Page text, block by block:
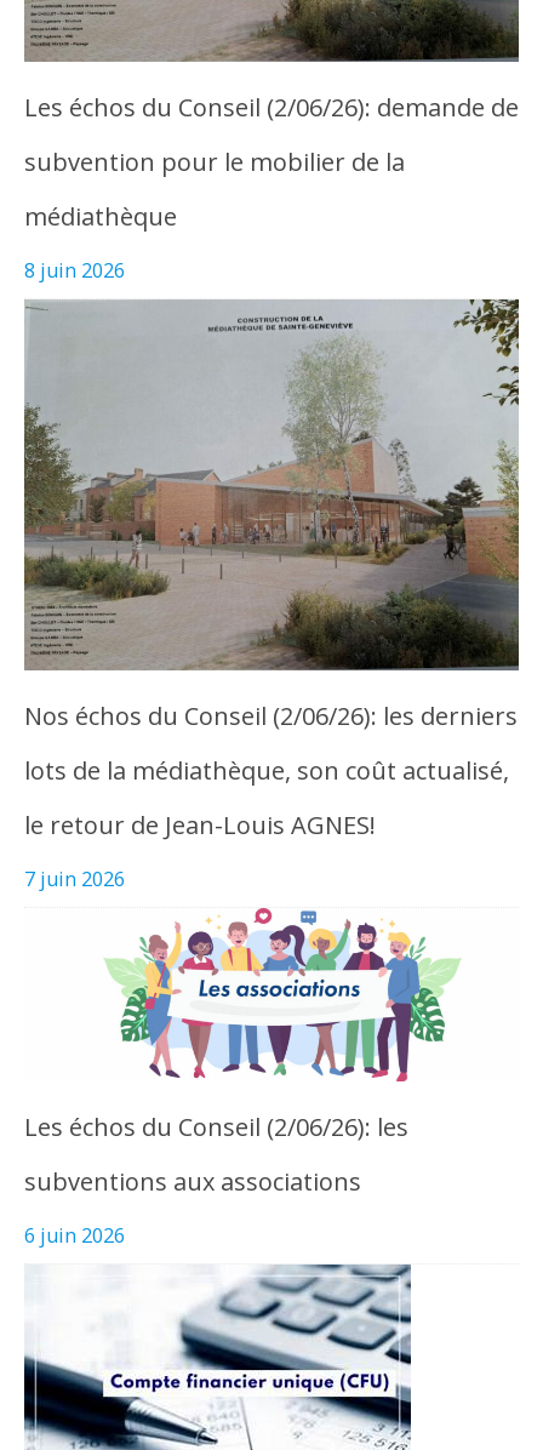
Les échos du Conseil (2/06/26): demande de
subvention pour le mobilier de la
médiathèque
8 juin 2026
Nos échos du Conseil (2/06/26): les derniers
lots de la médiathèque, son coût actualisé,
le retour de Jean-Louis AGNES!
7 juin 2026
Les échos du Conseil (2/06/26): les
subventions aux associations
6 juin 2026